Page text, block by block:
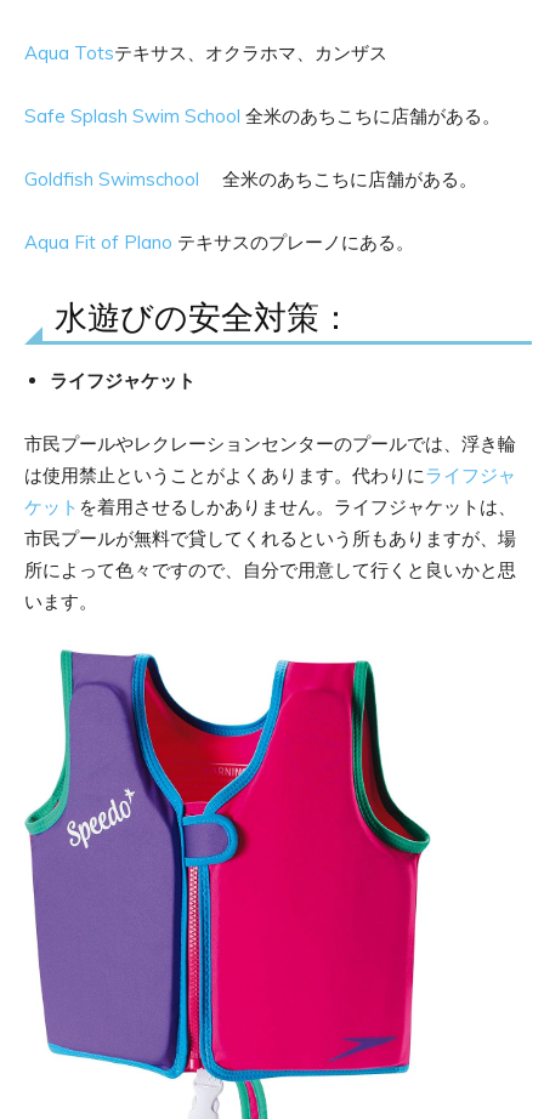
Aqua Totsテキサス、オクラホマ、カンザス
Safe Splash Swim School 全米のあちこちに店舗がある。
Goldfish Swimschool 全米のあちこちに店舗がある。
Aqua Fit of Plano テキサスのプレーノにある。
水遊びの安全対策：
ライフジャケット
市民プールやレクレーションセンターのプールでは、浮き輪
は使用禁止ということがよくあります。代わりにライフジャ
ケット を着用させるしかありません。ライフジャケットは、
市民プールが無料で貸してくれるという所もありますが、場
所によって色々ですので、自分で用意して行くと良いかと思
います。